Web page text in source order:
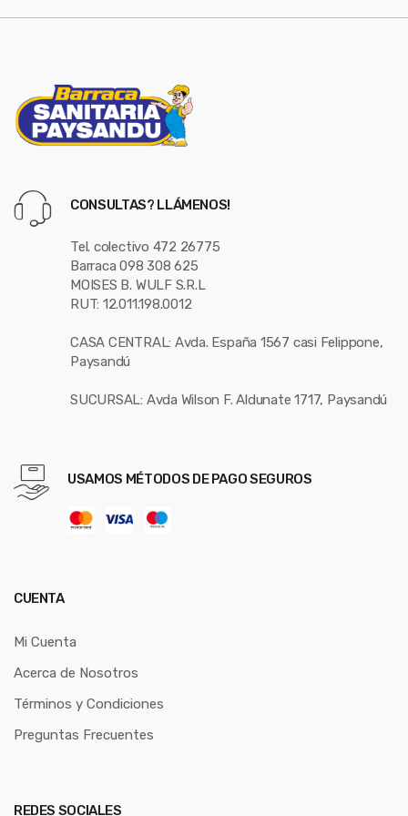
l
CONSULTAS? LLÁMENOS!
Tel. colectivo 472 26775
Barraca 098 308 625
MOISES B. WULF S.R.L
RUT: 12.011.198.0012
CASA CENTRAL: Avda. España 1567 casi Felippone,
Paysandú
SUCURSAL: Avda Wilson F. Aldunate 1717, Paysandú
USAMOS MÉTODOS DE PAGO SEGUROS
CUENTA
Mi Cuenta
Acerca de Nosotros
Términos y Condiciones
Preguntas Frecuentes
REDES SOCIALES